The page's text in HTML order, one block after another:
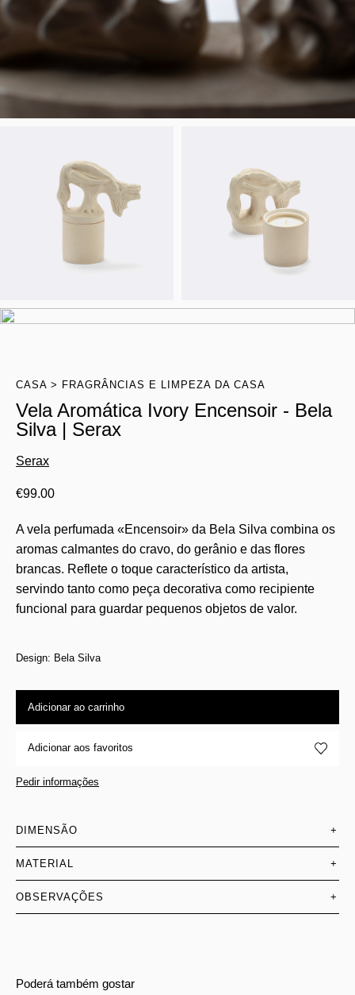
CASA FRAGRÂNCIAS E LIMPEZA DA CASA
Vela Aromática Ivory Encensoir - Bela
Silva | Serax
Serax
€99.00
A vela perfumada «Encensoir» da Bela Silva combina os
aromas calmantes do cravo, do gerânio e das flores
brancas. Reflete o toque característico da artista,
servindo tanto como peça decorativa como recipiente
funcional para guardar pequenos objetos de valor.
Design: Bela Silva
Adicionar ao carrinho
Adicionar aos favoritos
Pedir informações
DIMENSÃO +
MATERIAL +
OBSERVAÇÕES +
Poderá também gostar